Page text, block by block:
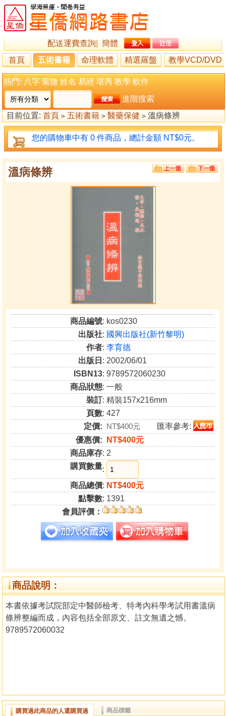
配送運費查詢
簡體
首頁
五術書籍 命理軟體 精選羅盤 教學VCD/DVD
熱門: 八字 紫微 姓名 易經 堪輿 教學 軟件
進階搜索
目前位置: 首頁 > 五術書籍 > 醫藥保健 > 溫病條辨
您的購物車中有 0 件商品，總計金額 NT$0元。
溫病條辨
商品編號: kos0230
出版社: 國興出版社(新竹黎明)
作者:李育德
出版日 : 2002/06/01
ISBN13: 9789572060230
商品狀態: 一般
裝訂: 精裝157x216mm
頁數: 427
定價: NT$400元
匯率參考:
優惠價:
NT$400元
商品庫存: 2
購買數量:
商品總價: NT$400元
點擊數: 1391
會員評價：
商品說明：
本書依據考試院部定中醫師檢考、特考內科學考試用書溫病
條辨整編而成，內容包括全部原文、註文無遺之憾。
9789572060032
購買過此商品的人還購買過 商品標籤